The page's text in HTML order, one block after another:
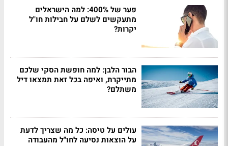
פער של 400%: למה הישראלים
מתעקשים לשלם על חבילות חו"ל
יקרות?
הבור הלבן: למה חופשת הסקי שלכם
מתייקרת, ואיפה בכל זאת תמצאו דיל
משתלם?
עולים על טיסה: כל מה שצריך לדעת
על הוצאות נסיעה לחו"ל מהעבודה